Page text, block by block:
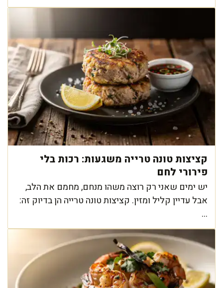
קציצות טונה טרייה משגעות: רכות בלי
פירורי לחם
יש ימים שאני רק רוצה משהו מנחם, מחמם את הלב,
אבל עדיין קליל ומזין. קציצות טונה טרייה הן בדיוק זה:
...